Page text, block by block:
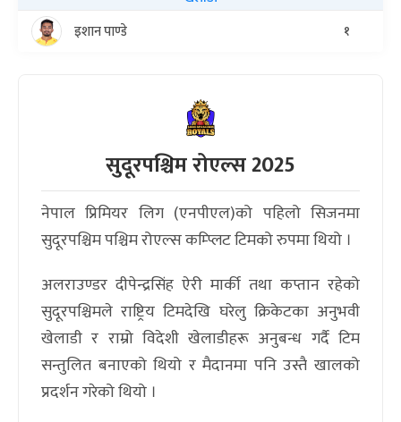
इशान पाण्डे १
सुदूरपश्चिम रोएल्स 2025
नेपाल प्रिमियर लिग (एनपीएल)को पहिलो सिजनमा
सुदूरपश्चिम पश्चिम रोएल्स कम्प्लिट टिमको रुपमा थियो ।
अलराउण्डर दीपेन्द्रसिंह ऐरी मार्की तथा कप्तान रहेको
सुदूरपश्चिमले राष्ट्रिय टिमदेखि घरेलु क्रिकेटका अनुभवी
खेलाडी र राम्रो विदेशी खेलाडीहरू अनुबन्ध गर्दै टिम
सन्तुलित बनाएको थियो र मैदानमा पनि उस्तै खालको
प्रदर्शन गरेको थियो ।